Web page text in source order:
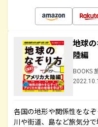
地球
陸編
BOOKS
各国の地形や関係性をなぞ
川や街道、島など旅気分